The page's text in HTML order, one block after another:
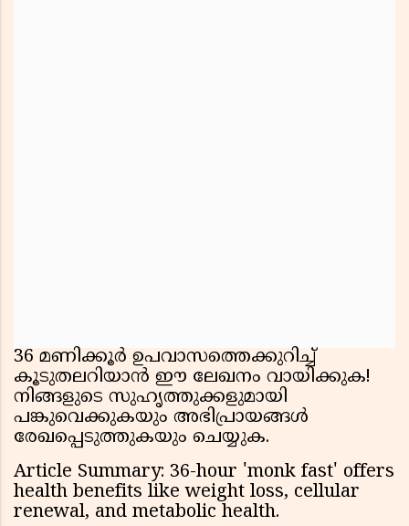
36 മണിക്കൂർ ഉപവാസത്തെക്കുറിച്ച്
കൂടുതലറിയാൻ ഈ ലേഖനം വായിക്കുക!
നിങ്ങളുടെ സുഹൃത്തുക്കളുമായി
പങ്കുവെക്കുകയും അഭിപ്രായങ്ങൾ
രേഖപ്പെടുത്തുകയും ചെയ്യുക.
Article Summary: 36-hour 'monk fast' offers
health benefits like weight loss, cellular
renewal, and metabolic health.